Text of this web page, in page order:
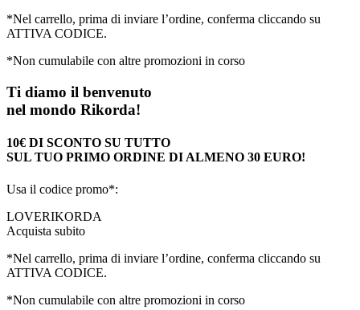
*Nel carrello, prima di inviare l’ordine, conferma cliccando su
ATTIVA CODICE.
*Non cumulabile con altre promozioni in corso
Ti diamo il benvenuto
nel mondo Rikorda!
10€ DI SCONTO SU TUTTO
SUL TUO PRIMO ORDINE DI ALMENO 30 EURO!
Usa il codice promo*:
LOVERIKORDA
Acquista subito
*Nel carrello, prima di inviare l’ordine, conferma cliccando su
ATTIVA CODICE.
*Non cumulabile con altre promozioni in corso